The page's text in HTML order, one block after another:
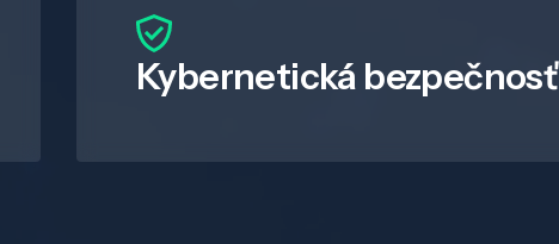
Kybernetická bezpečnosť